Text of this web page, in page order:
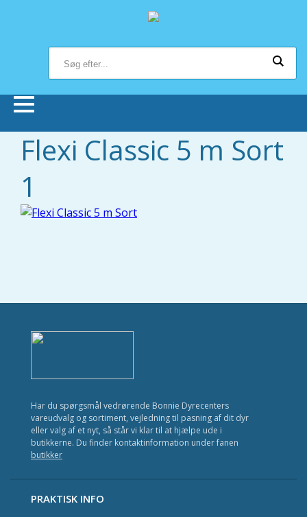
Forsiden
Hund
Fugl
Gnavere
Krybdyr
Havedam
Nyhedsbrev og Kundeklub
Flexi Classic 5 m Sort
1
Har du spørgsmål vedrørende Bonnie Dyrecenters
vareudvalg og sortiment, vejledning til pasning af dit dyr
eller valg af et nyt, så står vi klar til at hjælpe ude i
butikkerne. Du finder kontaktinformation under fanen
butikker
PRAKTISK INFO